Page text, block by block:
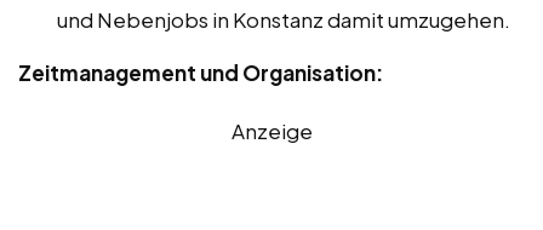
und Nebenjobs in Konstanz damit umzugehen.
Zeitmanagement und Organisation:
Anzeige